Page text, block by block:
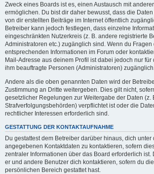
Zweck eines Boards ist es, einen Austausch mit
ermöglichen. Du bist dir daher bewusst, dass die
von dir erstellten Beiträge im Internet öffentlich
Betreiber kann jedoch festlegen, dass einzelne
eingeschränkten Nutzerkreis (z. B. andere registrierte
Administratoren etc.) zugänglich sind. Wenn du Fragen
entsprechenden Informationen im Forum oder
Mail-Adresse aus deinem Profil ist dabei jedoch nur für
ihm beauftragte Personen (Administratoren) zugänglich.
Andere als die oben genannten Daten wird der
Zustimmung an Dritte weitergeben. Dies gilt nicht,
gesetzlicher Regelungen zur Weitergabe der Daten (z.
Strafverfolgungsbehörden) verpflichtet ist oder die
rechtlicher Interessen erforderlich sind.
GESTATTUNG DER KONTAKTAUFNAHME
Du gestattest dem Betreiber darüber hinaus, dich unter
angegebenen Kontaktdaten zu kontaktieren, sofern
zentraler Informationen über das Board erforderlich ist.
er und andere Benutzer dich kontaktieren, sofern du
persönlichen Bereich gestattet hast.